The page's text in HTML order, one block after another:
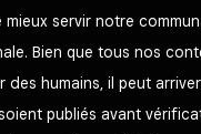
mieux servir notre
Bien que tous nos
des humains, il peut
publiés avant